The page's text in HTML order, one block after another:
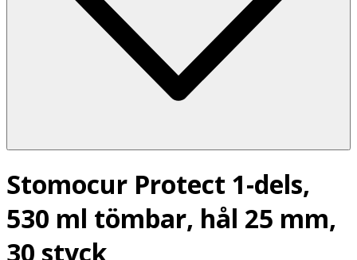
Stomocur Protect 1-dels,
530 ml tömbar, hål 25 mm,
30 styck